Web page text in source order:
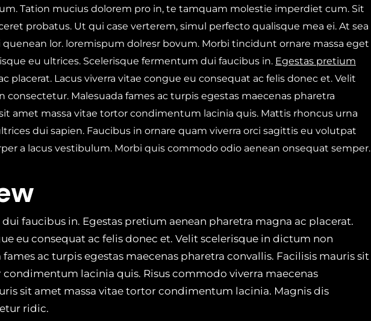
Tation mucius dolorem pro in, te tamquam molestie imperdiet cum. Sit
probatus. Ut qui case verterem, simul perfecto qualisque mea ei. At sea
lor. loremispum dolresr bovum. Morbi tincidunt ornare massa eget
eu ultrices. Scelerisque fermentum dui faucibus in. Egestas pretium
placerat. Lacus viverra vitae congue eu consequat ac felis donec et. Velit
consectetur. Malesuada fames ac turpis egestas maecenas pharetra
amet massa vitae tortor condimentum lacinia quis. Mattis rhoncus urna
dui sapien. Faucibus in ornare quam viverra orci sagittis eu volutpat
a lacus vestibulum. Morbi quis commodo odio aenean onsequat semper.
faucibus in. Egestas pretium aenean pharetra magna ac placerat.
eu consequat ac felis donec et. Velit scelerisque in dictum non
ac turpis egestas maecenas pharetra convallis. Facilisis mauris sit
lacinia quis. Risus commodo viverra maecenas
sit amet massa vitae tortor condimentum lacinia. Magnis dis
ridic.